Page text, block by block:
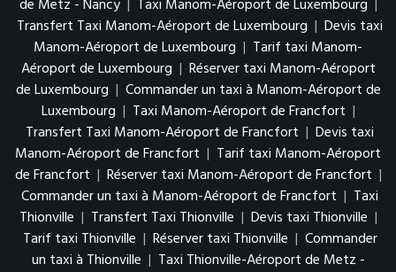
de Metz - Nancy | Taxi Manom-Aéroport de Luxembourg |
Transfert Taxi Manom-Aéroport de Luxembourg | Devis taxi
Manom-Aéroport de Luxembourg | Tarif taxi Manom-
Aéroport de Luxembourg | Réserver taxi Manom-Aéroport
de Luxembourg | Commander un taxi à Manom-Aéroport de
Luxembourg | Taxi Manom-Aéroport de Francfort |
Transfert Taxi Manom-Aéroport de Francfort | Devis taxi
Manom-Aéroport de Francfort | Tarif taxi Manom-Aéroport
de Francfort | Réserver taxi Manom-Aéroport de Francfort |
Commander un taxi à Manom-Aéroport de Francfort | Taxi
Thionville | Transfert Taxi Thionville | Devis taxi Thionville |
Tarif taxi Thionville | Réserver taxi Thionville | Commander
un taxi à Thionville | Taxi Thionville-Aéroport de Metz -